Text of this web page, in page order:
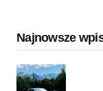
Najnowsze